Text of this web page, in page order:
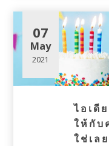
ไอเดี
ให้กับ
ใช่เลย
07
May
2021